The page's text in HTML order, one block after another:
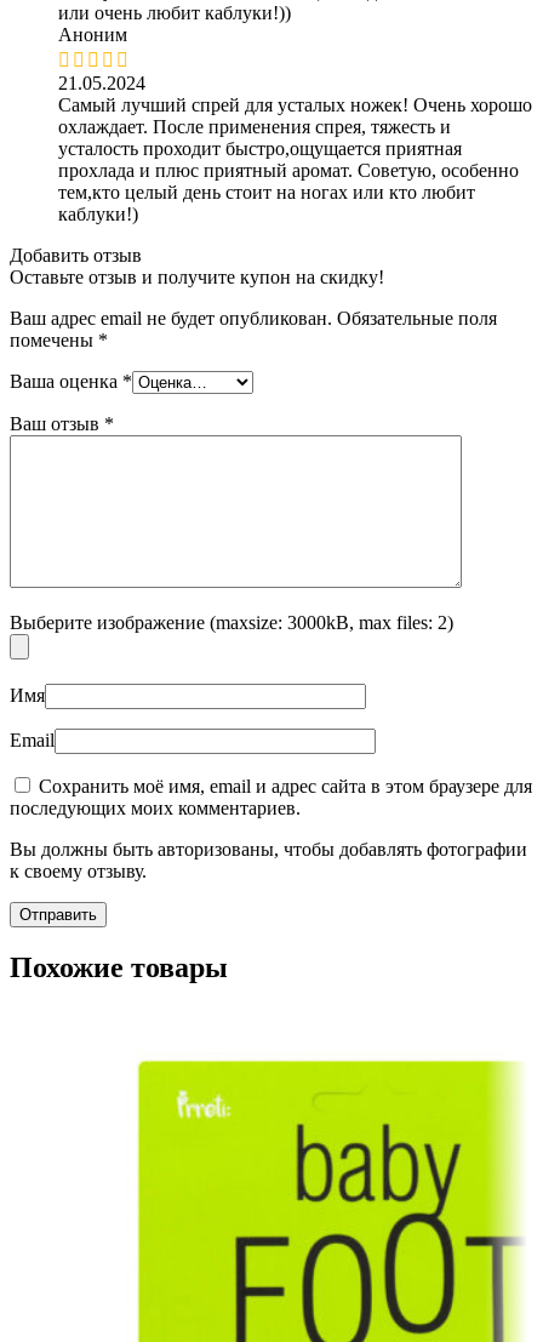
или очень любит каблуки!))
Аноним
21.05.2024
Самый лучший спрей для усталых ножек! Очень хорошо
охлаждает. После применения спрея, тяжесть и
усталость проходит быстро,ощущается приятная
прохлада и плюс приятный аромат. Советую, особенно
тем,кто целый день стоит на ногах или кто любит
каблуки!)
Добавить отзыв
Оставьте отзыв и получите купон на скидку!
Ваш адрес email не будет опубликован. Обязательные поля
помечены *
Ваша оценка *
Ваш отзыв *
Выберите изображение (maxsize: 3000kB, max files: 2)
Имя
Email
Сохранить моё имя, email и адрес сайта в этом браузере для
последующих моих комментариев.
Вы должны быть авторизованы, чтобы добавлять фотографии
к своему отзыву.
Похожие товары